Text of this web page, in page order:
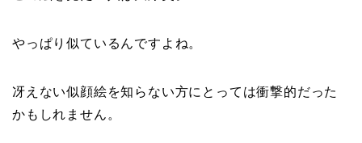
やっぱり似ているんですよね。
冴えない似顔絵を知らない方にとっては衝撃的だった
かもしれません。